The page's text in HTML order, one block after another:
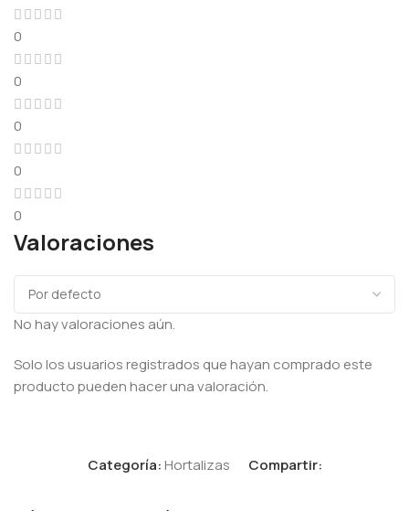
0
0
0
0
0
Valoraciones
No hay valoraciones aún.
Solo los usuarios registrados que hayan comprado este
producto pueden hacer una valoración.
Categoría:Hortalizas Compartir: